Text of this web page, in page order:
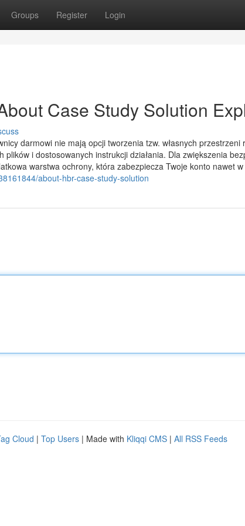
Groups Register Login
Case Study Solution
darmowi nie mają opcji tworzenia tzw. własnych przestrzeni
plików i dostosowanych instrukcji działania. Dla zwiększenia
warstwa ochrony, która zabezpiecza Twoje konto nawet
about-hbr-case-study-solution
Cloud | Top Users | Made with Kliqqi CMS | All RSS Feeds